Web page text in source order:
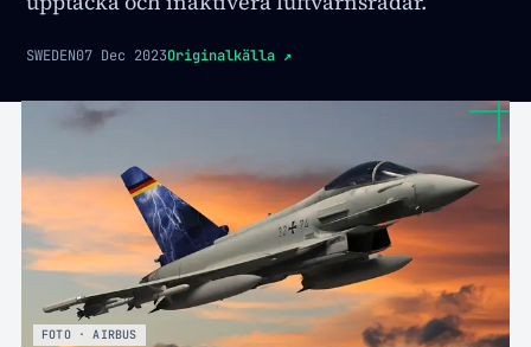
SWEDEN07 Dec 2023Originalkälla ↗
FOTO · AIRBUS